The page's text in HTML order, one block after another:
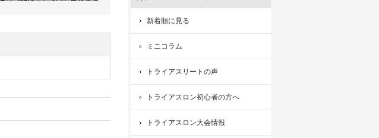
新着順に見る
ミニコラム
トライアスリートの声
トライアスロン初心者の方へ
トライアスロン大会情報